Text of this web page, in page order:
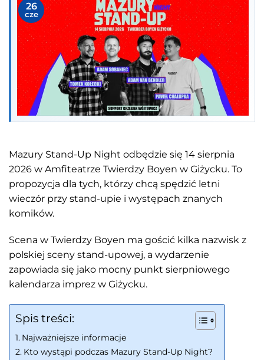
26
cze
Mazury Stand-Up Night odbędzie się 14 sierpnia
2026 w Amfiteatrze Twierdzy Boyen w Giżycku. To
propozycja dla tych, którzy chcą spędzić letni
wieczór przy stand-upie i występach znanych
komików.
Scena w Twierdzy Boyen ma gościć kilka nazwisk z
polskiej sceny stand-upowej, a wydarzenie
zapowiada się jako mocny punkt sierpniowego
kalendarza imprez w Giżycku.
Spis treści:
Najważniejsze informacje
Kto wystąpi podczas Mazury Stand-Up Night?